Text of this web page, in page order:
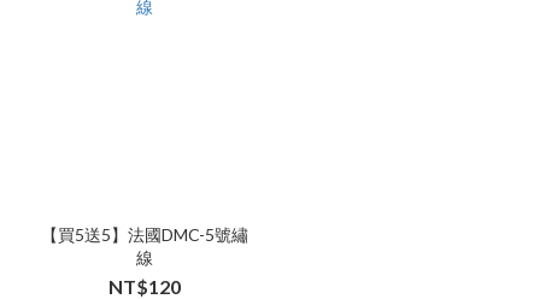
【買5送5】法國DMC-5號繡
線
NT$120